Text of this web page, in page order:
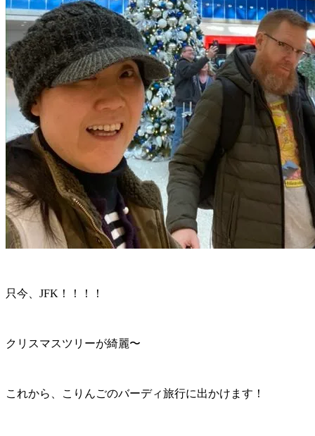
只今、JFK！！！！
クリスマスツリーが綺麗〜
これから、こりんごのバーディ旅行に出かけます！